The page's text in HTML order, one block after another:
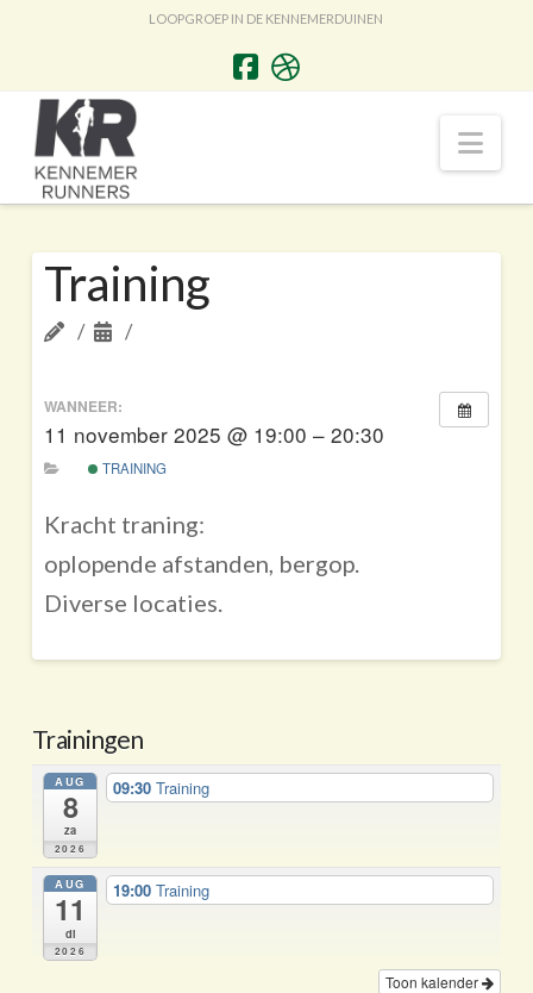
LOOPGROEP IN DE KENNEMERDUINEN
Training
WANNEER:
11 november 2025 @ 19:00 – 20:30
TRAINING
Kracht traning:
oplopende afstanden, bergop.
Diverse locaties.
Trainingen
AUG
8
za
2026
09:30Training
AUG
11
di
2026
19:00Training
Toon kalender